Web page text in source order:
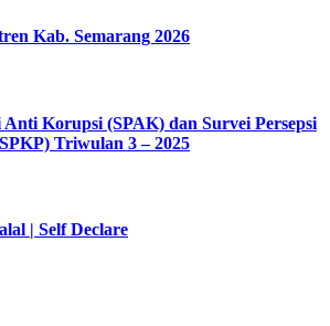
Kab. Semarang 2026
Anti Korupsi (SPAK) dan Survei Persepsi
Triwulan 3 – 2025
| Self Declare